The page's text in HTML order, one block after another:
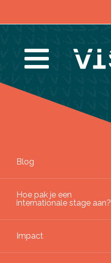
Blog
Hoe pak je een
internationale stage aan?
Impact